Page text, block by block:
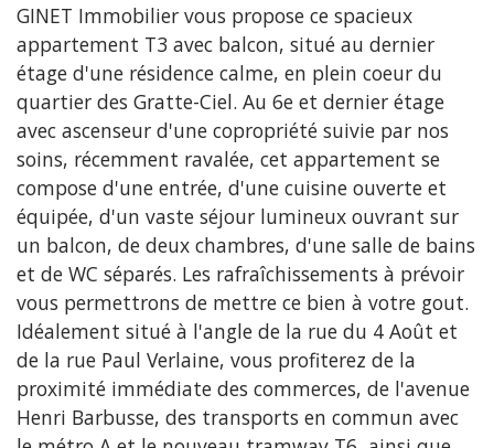
GINET Immobilier vous propose ce spacieux
appartement T3 avec balcon, situé au dernier
étage d'une résidence calme, en plein coeur du
quartier des Gratte-Ciel. Au 6e et dernier étage
avec ascenseur d'une copropriété suivie par nos
soins, récemment ravalée, cet appartement se
compose d'une entrée, d'une cuisine ouverte et
équipée, d'un vaste séjour lumineux ouvrant sur
un balcon, de deux chambres, d'une salle de bains
et de WC séparés. Les rafraîchissements à prévoir
vous permettrons de mettre ce bien à votre gout.
Idéalement situé à l'angle de la rue du 4 Août et
de la rue Paul Verlaine, vous profiterez de la
proximité immédiate des commerces, de l'avenue
Henri Barbusse, des transports en commun avec